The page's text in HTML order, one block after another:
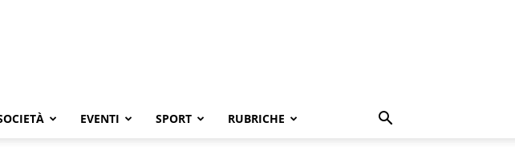
EVENTI SPORT RUBRICHE